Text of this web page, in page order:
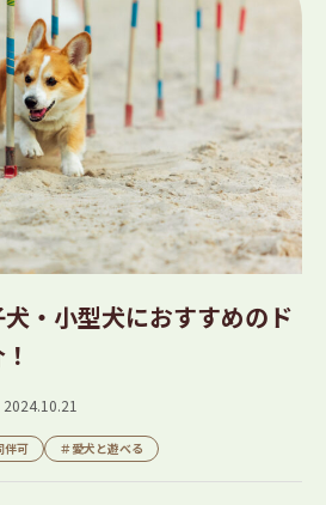
犬・小型犬におすすめのド
伴可 ＃愛犬と遊べる